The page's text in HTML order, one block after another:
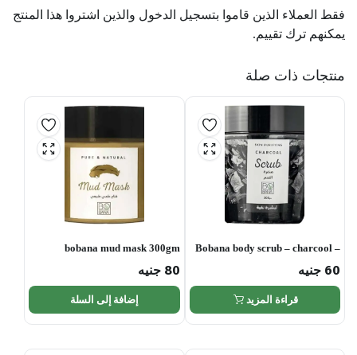
فقط العملاء الذين قاموا بتسجيل الدخول والذين اشتروا هذا المنتج
يمكنهم ترك تقييم.
منتجات ذات صلة
Bobana body scrub – charcool –
60 جنيه
قراءة المزيد
bobana mud mask 300gm
80 جنيه
إضافة إلى السلة